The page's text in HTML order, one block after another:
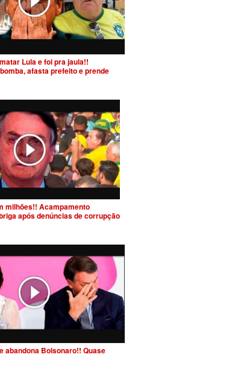
Lula e foi pra jaula!!
afasta prefeito e prende
milhões!! Acampamento
após denúncias de corrupção
abandona Bolsonaro!! Quase